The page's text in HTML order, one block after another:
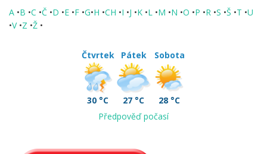
A •B •C •Č •D •E •F •G•H •CH •I •J •K •L •M •N •O •P •R •S •Š •T •U
•V •Z •Ž •
Čtvrtek
30 °C
Pátek
27 °C
Sobota
28 °C
Předpověď počasí